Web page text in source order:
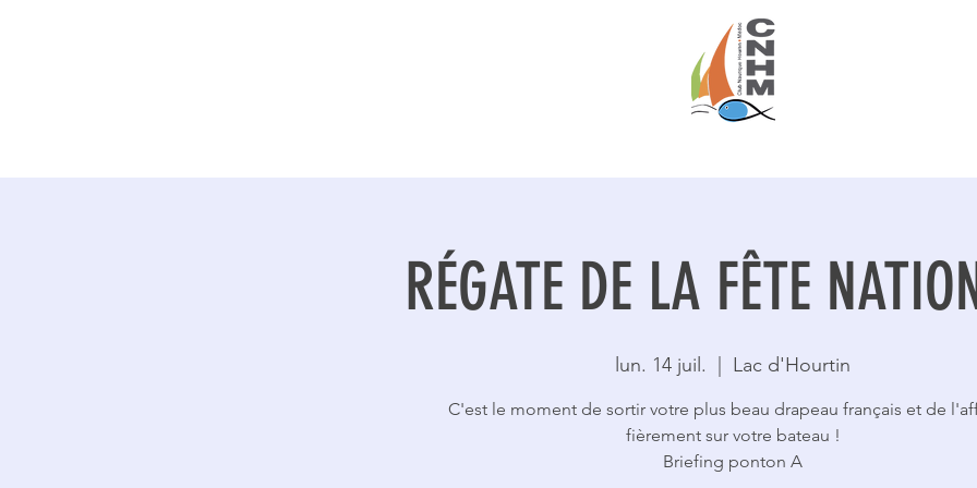
RÉGATE DE LA FÊTE
lun. 14 juil. Lac d'Hourtin
C'est le moment de sortir votre plus beau drapeau français et de
fièrement sur votre bateau !
Briefing ponton A